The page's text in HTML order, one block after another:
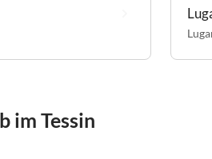
im Tessin